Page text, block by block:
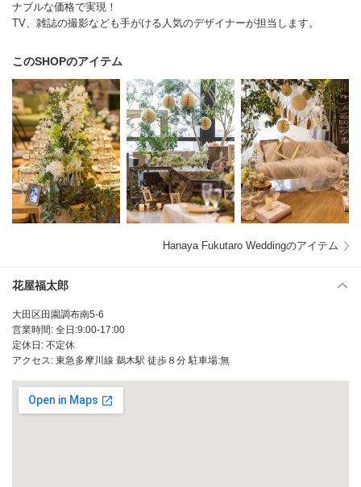
ナブルな価格で実現！
TV、雑誌の撮影なども手がける人気のデザイナーが担当します。
このSHOPのアイテム
Hanaya Fukutaro Weddingのアイテム
花屋福太郎
大田区田園調布南5-6
営業時間: 全日:9:00-17:00
定休日: 不定休
アクセス: 東急多摩川線 鵜木駅 徒歩８分 駐車場:無